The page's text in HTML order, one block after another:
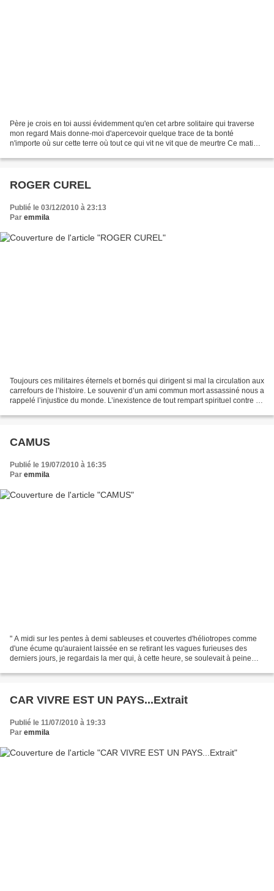
Père je crois en toi aussi évidemment qu'en cet arbre solitaire qui traverse
mon regard Mais donne-moi d'apercevoir quelque trace de ta bonté
n'importe où sur cette terre où tout ce qui vit ne vit que de meurtre Ce matin
ROGER CUREL
Publié le 03/12/2010 à 23:13
Par emmila
Toujours ces militaires éternels et bornés qui dirigent si mal la circulation aux
carrefours de l’histoire. Le souvenir d’un ami commun mort assassiné nous a
rappelé l’injustice du monde. L’inexistence de tout rempart spirituel contre la
CAMUS
Publié le 19/07/2010 à 16:35
Par emmila
" A midi sur les pentes à demi sableuses et couvertes d'héliotropes comme
d'une écume qu'auraient laissée en se retirant les vagues furieuses des
derniers jours, je regardais la mer qui, à cette heure, se soulevait à peine
CAR VIVRE EST UN PAYS...Extrait
Publié le 11/07/2010 à 19:33
Par emmila